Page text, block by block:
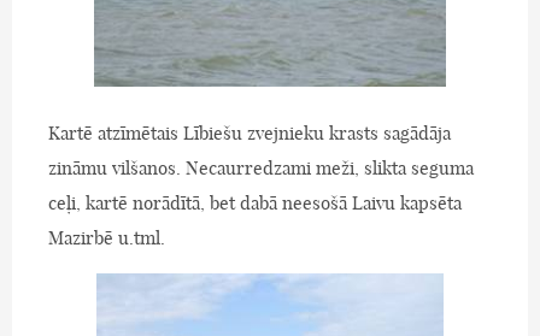
Kartē atzīmētais Lībiešu zvejnieku krasts sagādāja
zināmu vilšanos. Necaurredzami meži, slikta seguma
ceļi, kartē norādītā, bet dabā neesošā Laivu kapsēta
Mazirbē u.tml.